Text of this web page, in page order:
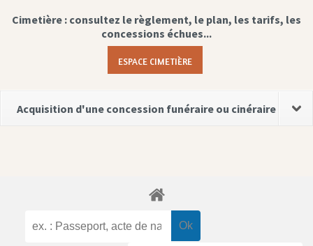
Cimetière : consultez le règlement, le plan, les tarifs, les
concessions échues...
ESPACE CIMETIÈRE
Acquisition d'une concession funéraire ou cinéraire